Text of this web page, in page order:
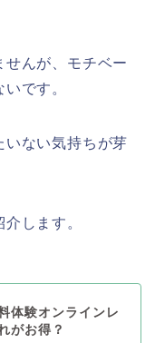
んが、モチベー
です。
いない気持ちが芽
します。
体験オンラインレ
がお得？